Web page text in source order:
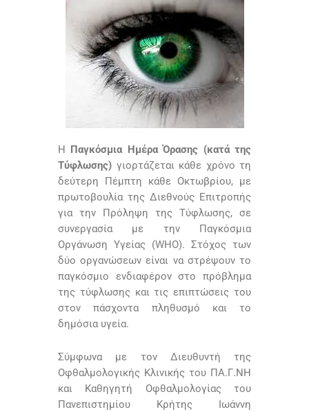
Η Παγκόσμια Ημέρα Όρασης (κατά της
Τύφλωσης) γιορτάζεται κάθε χρόνο τη
δεύτερη Πέμπτη κάθε Οκτωβρίου, με
πρωτοβουλία της Διεθνούς Επιτροπής
για την Πρόληψη της Τύφλωσης, σε
συνεργασία με την Παγκόσμια
Οργάνωση Υγείας (WHO). Στόχος των
δύο οργανώσεων είναι να στρέψουν το
παγκόσμιο ενδιαφέρον στο πρόβλημα
της τύφλωσης και τις επιπτώσεις του
στον πάσχοντα πληθυσμό και το
δημόσια υγεία.
Σύμφωνα με τον Διευθυντή της
Οφθαλμολογικής Κλινικής του ΠΑ.Γ.ΝΗ
και Καθηγητή Οφθαλμολογίας του
Πανεπιστημίου Κρήτης Ιωάννη